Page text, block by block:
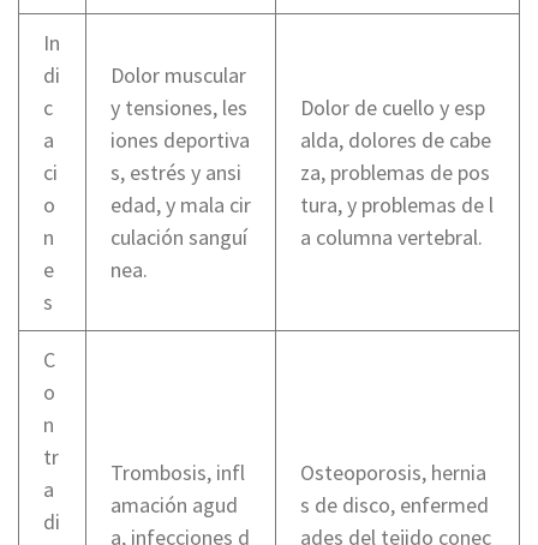
In
di
c
a
ci
o
n
e
s
Dolor muscular
y tensiones, les
iones deportiva
s, estrés y ansi
edad, y mala cir
culación sanguí
nea.
Dolor de cuello y esp
alda, dolores de cabe
za, problemas de pos
tura, y problemas de l
a columna vertebral.
C
o
n
tr
a
di
Trombosis, infl
amación agud
a, infecciones d
Osteoporosis, hernia
s de disco, enfermed
ades del tejido conec